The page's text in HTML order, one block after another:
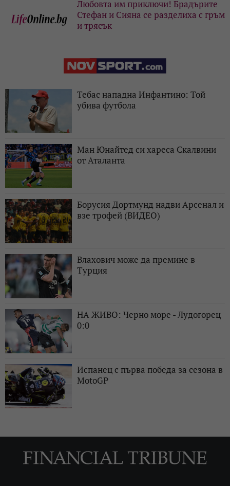
Любовта им приключи! Брадърите
Стефан и Сияна се разделиха с гръм
и трясък
Тебас нападна Инфантино: Той
убива футбола
Ман Юнайтед си хареса Скалвини
от Аталанта
Борусия Дортмунд надви Арсенал и
взе трофей (ВИДЕО)
Влахович може да премине в
Турция
НА ЖИВО: Черно море - Лудогорец
0:0
Испанец с първа победа за сезона в
MotoGP